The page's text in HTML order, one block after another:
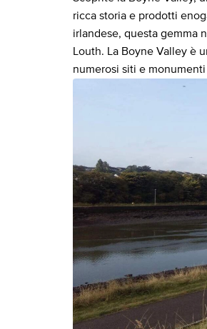
ricca storia e prodotti
irlandese, questa gemma
Louth. La Boyne Valley è
numerosi siti e monumenti